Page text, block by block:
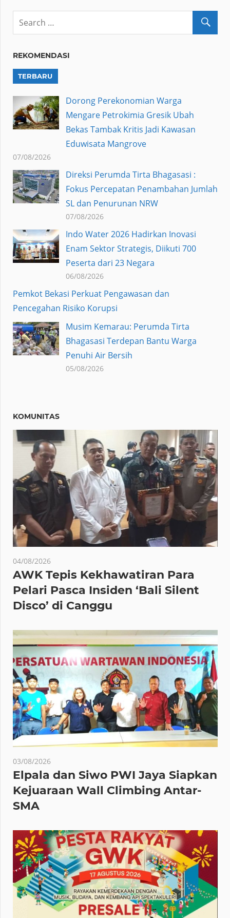
REKOMENDASI
TERBARU
Dorong Perekonomian Warga
Mengare Petrokimia Gresik Ubah
Bekas Tambak Kritis Jadi Kawasan
Eduwisata Mangrove
07/08/2026
Direksi Perumda Tirta Bhagasasi :
Fokus Percepatan Penambahan Jumlah
SL dan Penurunan NRW
07/08/2026
Indo Water 2026 Hadirkan Inovasi
Enam Sektor Strategis, Diikuti 700
Peserta dari 23 Negara
06/08/2026
Pemkot Bekasi Perkuat Pengawasan dan
Pencegahan Risiko Korupsi
Musim Kemarau: Perumda Tirta
Bhagasasi Terdepan Bantu Warga
Penuhi Air Bersih
05/08/2026
KOMUNITAS
04/08/2026
AWK Tepis Kekhawatiran Para
Pelari Pasca Insiden ‘Bali Silent
Disco’ di Canggu
03/08/2026
Elpala dan Siwo PWI Jaya Siapkan
Kejuaraan Wall Climbing Antar-
SMA